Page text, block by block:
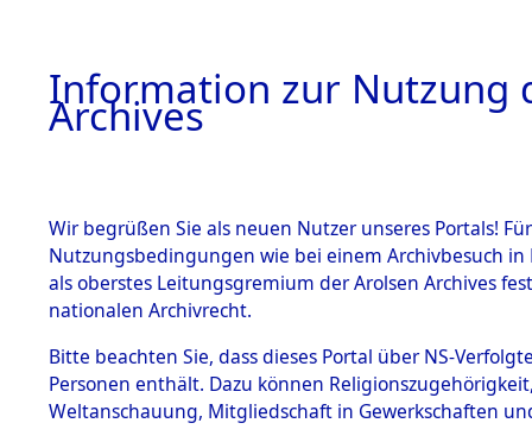
BESTÄNDE
1.
Inhaftierungsdoku
mente
1.2.9 Beim ITS
0006
Information zur Nutzung
Archives
Wir begrüßen Sie als neuen Nutzer unseres Portals!
Nutzungsbedingungen wie bei einem Archivbesuch
als oberstes Leitungsgremium der Arolsen Archives
nationalen Archivrecht.
Bitte beachten Sie, dass dieses Portal über NS-
Personen enthält. Dazu können
Weltanschauung, Mitgliedschaft in Gewerkschaften